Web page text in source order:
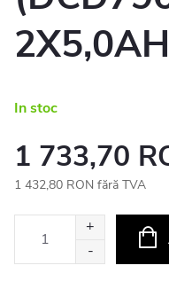
In stoc
1 733,70
1 432,80 RON fără TVA